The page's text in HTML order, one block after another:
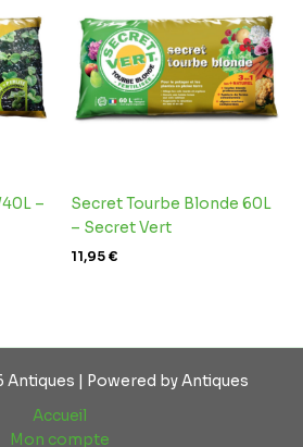
–
Secret Tourbe Blonde 60L
– Secret Vert
11,95€
Antiques | Powered by Antiques
Accueil
Mon compte